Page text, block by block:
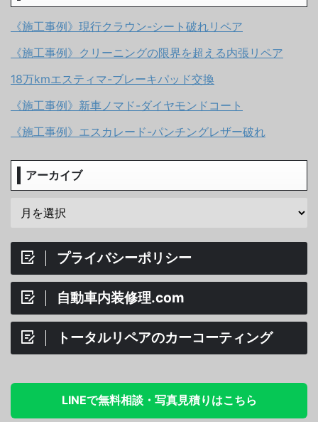
《施工事例》現行クラウン-シート破れリペア
《施工事例》クリーニングの限界を超える内張リペア
18万kmエスティマ-ブレーキパッド交換
《施工事例》新車ノマド-ダイヤモンドコート
《施工事例》エスカレード-パンチングレザー破れ
アーカイブ
プライバシーポリシー
自動車内装修理.com
トータルリペアのカーコーティング
LINEで無料相談・写真見積りはこちら